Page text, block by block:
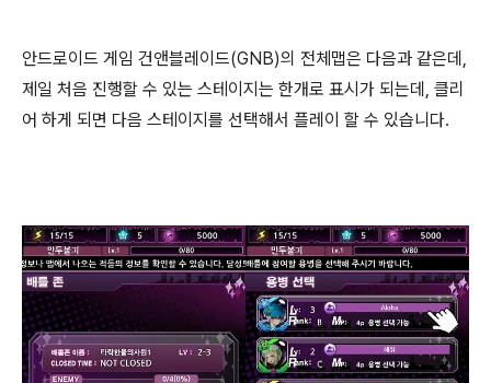
안드로이드 게임 건앤블레이드(GNB)의 전체맵은 다음과 같은데,
제일 처음 진행할 수 있는 스테이지는 한개로 표시가 되는데, 클리
어 하게 되면 다음 스테이지를 선택해서 플레이 할 수 있습니다.